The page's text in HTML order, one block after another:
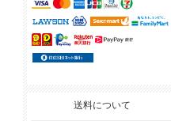
送料について